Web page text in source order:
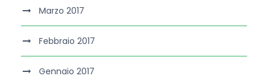
Marzo 2017
Febbraio 2017
Gennaio 2017